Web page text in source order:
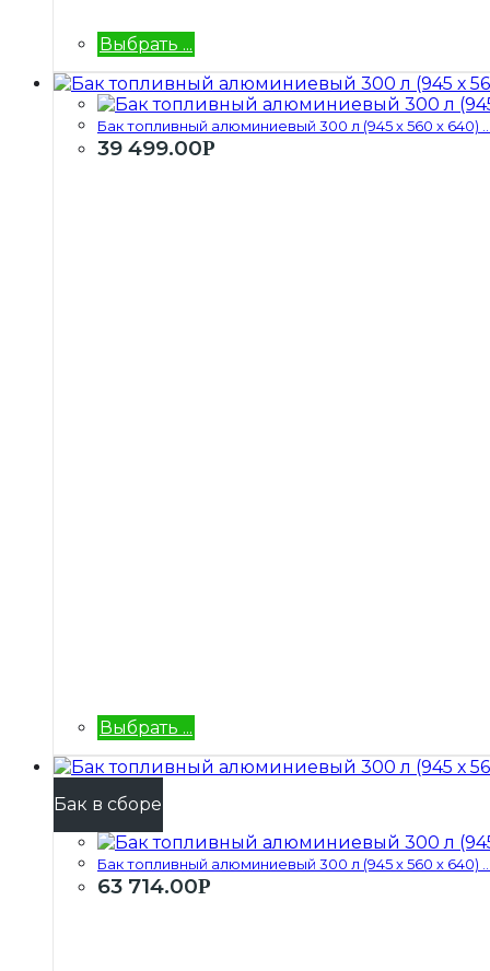
Выбрать ...
Бак топливный алюминиевый 300 л (945 х 560 х 640)
39 499.00Р
Выбрать ...
Бак в сборе
Бак топливный алюминиевый 300 л (945 х 560 х 640)
63 714.00Р